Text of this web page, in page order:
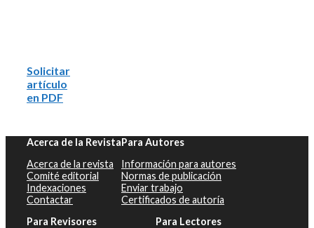
Solicitar
artículo
en PDF
Acerca de la Revista
Acerca de la revista
Comité editorial
Indexaciones
Contactar
Para Autores
Información para autores
Normas de publicación
Enviar trabajo
Certificados de autoría
Para Revisores
Para Lectores